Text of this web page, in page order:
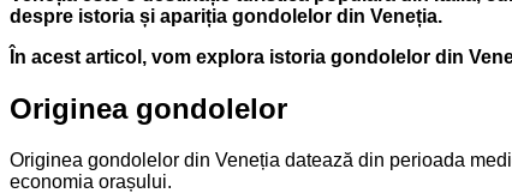
despre istoria și apariția gondolelor din Veneția.
În acest articol, vom explora istoria gondolelor din
Originea gondolelor
Originea gondolelor din Veneția datează din perioada
economia orașului.